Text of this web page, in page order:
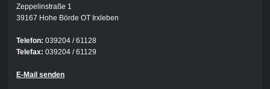
Zeppelinstraße 1
39167 Hohe Börde OT Irxleben
Telefon: 039204 / 61128
Telefax: 039204 / 61129
E-Mail senden